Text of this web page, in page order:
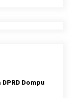
Dompu